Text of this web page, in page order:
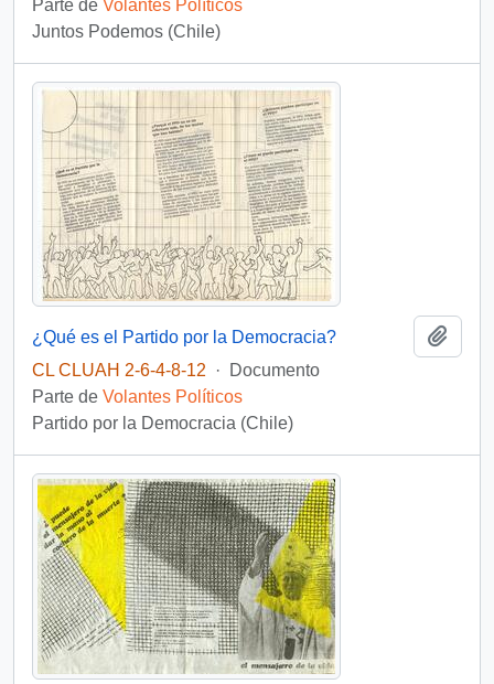
Parte de Volantes Políticos
Juntos Podemos (Chile)
¿Qué es el Partido por la Democracia?
CL CLUAH 2-6-4-8-12
·
Documento
Parte de Volantes Políticos
Partido por la Democracia (Chile)